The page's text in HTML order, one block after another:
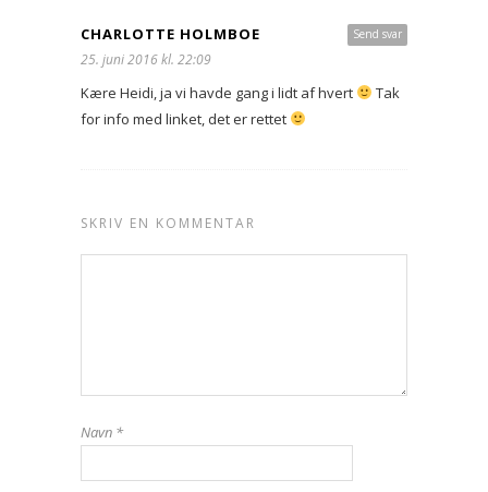
Send svar
CHARLOTTE HOLMBOE
25. juni 2016 kl. 22:09
Kære Heidi, ja vi havde gang i lidt af hvert
Tak
for info med linket, det er rettet
SKRIV EN KOMMENTAR
Navn *